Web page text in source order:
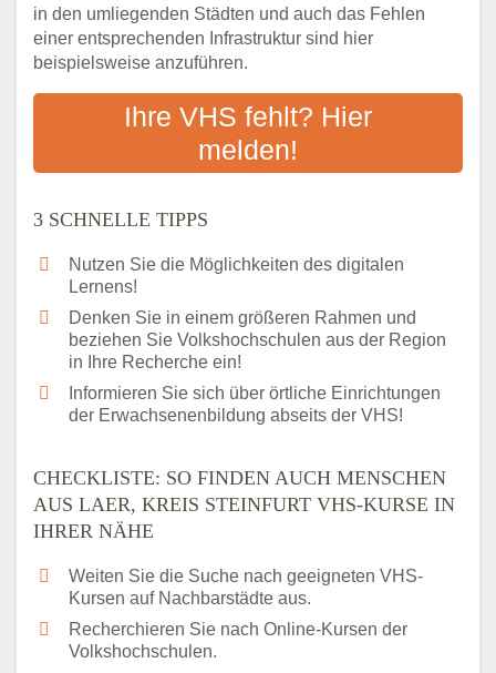
Online-Kurse: Alternative Angebote zum
VHS-Kurs
Vor- und Nachteile von Online-Kursen
Checkliste: Darauf kommt es bei
Bildungsangeboten an
Das bundesweite Volkshochschulwesen
in den umliegenden Städten und auch das Fehlen
einer entsprechenden Infrastruktur sind hier
beispielsweise anzuführen.
Ihre VHS fehlt? Hier
melden!
3 SCHNELLE TIPPS
Nutzen Sie die Möglichkeiten des digitalen
Lernens!
Denken Sie in einem größeren Rahmen und
beziehen Sie Volkshochschulen aus der Region
in Ihre Recherche ein!
Informieren Sie sich über örtliche Einrichtungen
der Erwachsenenbildung abseits der VHS!
CHECKLISTE: SO FINDEN AUCH MENSCHEN
AUS LAER, KREIS STEINFURT VHS-KURSE IN
IHRER NÄHE
Weiten Sie die Suche nach geeigneten VHS-
Kursen auf Nachbarstädte aus.
Recherchieren Sie nach Online-Kursen der
Volkshochschulen.